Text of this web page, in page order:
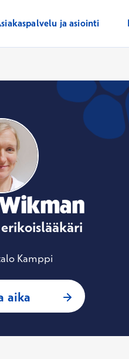
ja asiointi
Kamppi
aika : Kristina